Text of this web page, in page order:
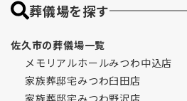
葬儀場を探す
佐久市の葬儀場一覧
メモリアルホールみつわ中込店
家族葬邸宅みつわ臼田店
家族葬邸宅みつわ野沢店